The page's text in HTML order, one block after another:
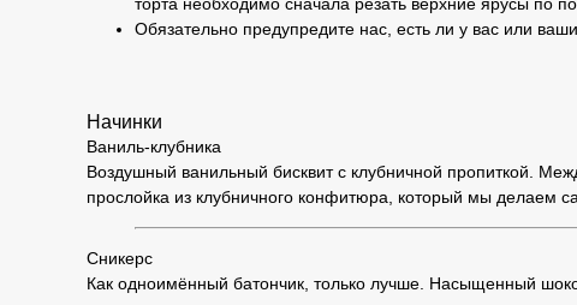
Обязательно предупредите нас, есть ли у вас или
Начинки
Ваниль-клубника
Воздушный ванильный бисквит с клубничной пропиткой.
прослойка из клубничного конфитюра, который мы делаем
Сникерс
Как одноимённый батончик, только лучше. Насыщенный